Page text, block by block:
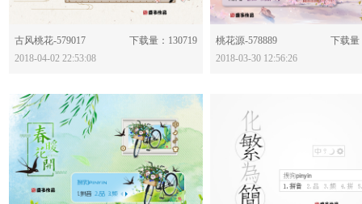
分享：
古风桃花-579017
下载量：130719
2018-04-02 22:53:08
桃花源-578889
下载量
2018-03-30 12:56:26